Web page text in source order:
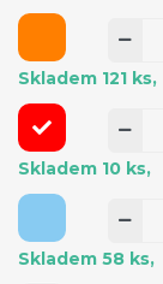
Skladem 121 ks
Skladem 10 ks
Skladem 58 ks